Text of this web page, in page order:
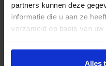
partners kunnen deze
informatie die u aan ze
verzameld op basis van uw
Wil je meer weten of de
Alles
Bluetooth koptelefoons
maten, maar welke moet
hulp in van HKU Muziek
beste keuze te komen.